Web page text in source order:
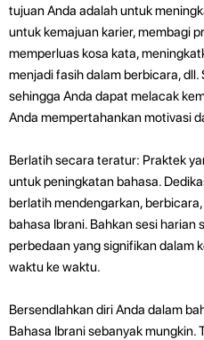
tujuan Anda adalah untuk
untuk kemajuan karier, membagi
memperluas kosa kata,
menjadi fasih dalam berbicara,
sehingga Anda dapat melacak
Anda mempertahankan motivasi
Berlatih secara teratur: Praktek
untuk peningkatan bahasa.
berlatih mendengarkan,
bahasa Ibrani. Bahkan sesi harian
perbedaan yang signifikan dalam
waktu ke waktu.
Bersendlahkan diri Anda dalam
Bahasa Ibrani sebanyak mungkin.